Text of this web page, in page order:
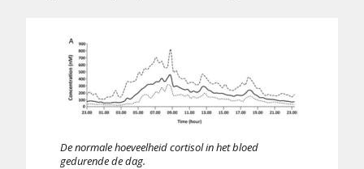
De normale hoeveelheid cortisol in het bloed
gedurende de dag.